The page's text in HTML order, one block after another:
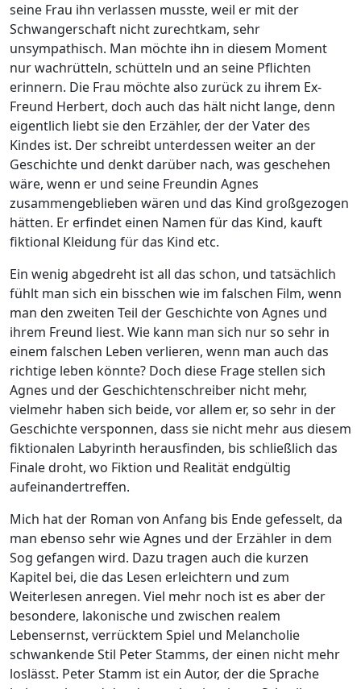
seine Frau ihn verlassen musste, weil er mit der
Schwangerschaft nicht zurechtkam, sehr
unsympathisch. Man möchte ihn in diesem Moment
nur wachrütteln, schütteln und an seine Pflichten
erinnern. Die Frau möchte also zurück zu ihrem Ex-
Freund Herbert, doch auch das hält nicht lange, denn
eigentlich liebt sie den Erzähler, der der Vater des
Kindes ist. Der schreibt unterdessen weiter an der
Geschichte und denkt darüber nach, was geschehen
wäre, wenn er und seine Freundin Agnes
zusammengeblieben wären und das Kind großgezogen
hätten. Er erfindet einen Namen für das Kind, kauft
fiktional Kleidung für das Kind etc.
Ein wenig abgedreht ist all das schon, und tatsächlich
fühlt man sich ein bisschen wie im falschen Film, wenn
man den zweiten Teil der Geschichte von Agnes und
ihrem Freund liest. Wie kann man sich nur so sehr in
einem falschen Leben verlieren, wenn man auch das
richtige leben könnte? Doch diese Frage stellen sich
Agnes und der Geschichtenschreiber nicht mehr,
vielmehr haben sich beide, vor allem er, so sehr in der
Geschichte versponnen, dass sie nicht mehr aus diesem
fiktionalen Labyrinth herausfinden, bis schließlich das
Finale droht, wo Fiktion und Realität endgültig
aufeinandertreffen.
Mich hat der Roman von Anfang bis Ende gefesselt, da
man ebenso sehr wie Agnes und der Erzähler in dem
Sog gefangen wird. Dazu tragen auch die kurzen
Kapitel bei, die das Lesen erleichtern und zum
Weiterlesen anregen. Viel mehr noch ist es aber der
besondere, lakonische und zwischen realem
Lebensernst, verrücktem Spiel und Melancholie
schwankende Stil Peter Stamms, der einen nicht mehr
loslässt. Peter Stamm ist ein Autor, der die Sprache